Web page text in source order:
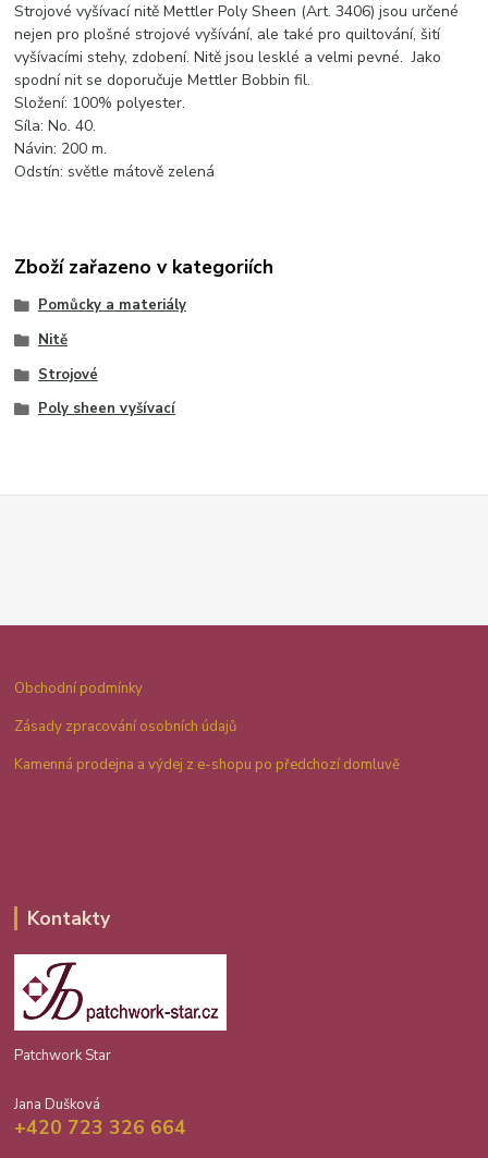
Strojové vyšívací nitě Mettler Poly Sheen (Art. 3406) jsou určené
nejen pro plošné strojové vyšívání, ale také pro quiltování, šití
vyšívacími stehy, zdobení. Nitě jsou lesklé a velmi pevné. Jako
spodní nit se doporučuje Mettler Bobbin fil.
Složení: 100% polyester.
Síla: No. 40.
Návin: 200 m.
Odstín: světle mátově zelená
Zboží zařazeno v kategoriích
Pomůcky a materiály
Nitě
Strojové
Poly sheen vyšívací
Obchodní podmínky
Zásady zpracování osobních údajů
Kamenná prodejna a výdej z e-shopu po předchozí domluvě
Kontakty
Patchwork Star
Jana Dušková
+420 723 326 664